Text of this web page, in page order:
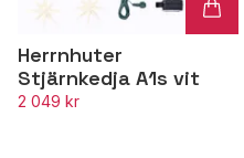
Herrnhuter
Stjärnkedja A1s vit
2 049 kr